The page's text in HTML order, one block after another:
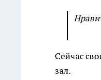
Сейчас
зал.